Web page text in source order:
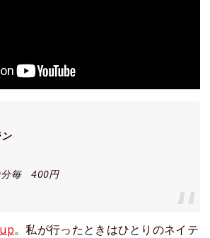
毎 400円
。私が行ったときはひとりのネイテ